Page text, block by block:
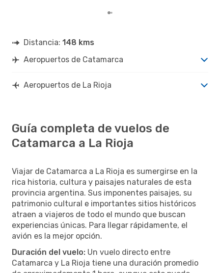
Distancia: 148 kms
Aeropuertos de Catamarca
Aeropuertos de La Rioja
Guía completa de vuelos de
Catamarca a La Rioja
Viajar de Catamarca a La Rioja es sumergirse en la
rica historia, cultura y paisajes naturales de esta
provincia argentina. Sus imponentes paisajes, su
patrimonio cultural e importantes sitios históricos
atraen a viajeros de todo el mundo que buscan
experiencias únicas. Para llegar rápidamente, el
avión es la mejor opción.
Duración del vuelo: Un vuelo directo entre
Catamarca y La Rioja tiene una duración promedio